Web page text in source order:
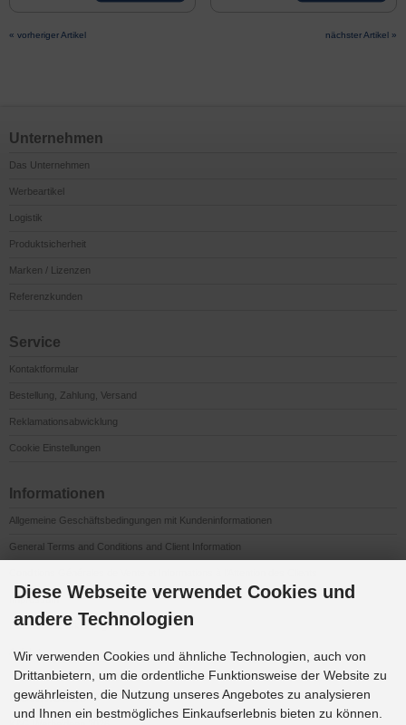
« vorheriger Artikel nächster Artikel »
Unternehmen
Das Unternehmen
Werbeartikel
Logistik
Produktsicherheit
Marken / Lizenzen
Referenzkunden
Service
Kontaktformular
Bestellung, Zahlung, Versand
Reklamationsabwicklung
Cookie Einstellungen
Informationen
Allgemeine Geschäftsbedingungen mit Kundeninformationen
General Terms and Conditions and Client Information
Impressum
Datenschutzerklärung
Anfahrt
Downloads
Diese Webseite verwendet Cookies und
andere Technologien
Wir verwenden Cookies und ähnliche Technologien, auch von
Drittanbietern, um die ordentliche Funktionsweise der Website zu
gewährleisten, die Nutzung unseres Angebotes zu analysieren
und Ihnen ein bestmögliches Einkaufserlebnis bieten zu können.